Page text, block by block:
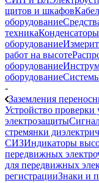
щитов и шкафов
оборудование
техникаКонденсаторы
оборудование
работ на высоте
оборудование
оборудование
-
Заземления
Устройство проверки
электрозащиты
стремянки
СИЗИндикаторы
передвижных
для передвижных
регистрацииЗнаки и